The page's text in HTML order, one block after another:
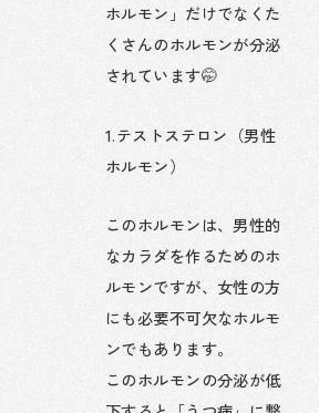
ホルモン」だけでなくた
くさんのホルモンが分泌
されています🤭
1.テストステロン（男性
ホルモン）
このホルモンは、男性的
なカラダを作るためのホ
ルモンですが、女性の方
にも必要不可欠なホルモ
ンでもあります。
このホルモンの分泌が低